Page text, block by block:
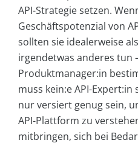
API-Strategie setzen.
Geschäftspotenzial von
sollten sie idealerweise
irgendetwas anderes tun
Produktmanager:in
muss kein:e API-Expert:in
nur versiert genug sein,
API-Plattform zu
mitbringen, sich bei